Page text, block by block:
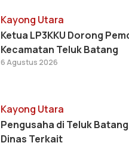
Kayong Utara
Ketua LP3KKU Dorong
Kecamatan Teluk Batang
6 Agustus 2026
Kayong Utara
Pengusaha di Teluk
Dinas Terkait